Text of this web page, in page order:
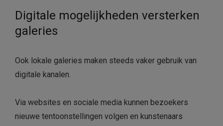
Digitale mogelijkheden versterken
galeries
Ook lokale galeries maken steeds vaker gebruik van
digitale kanalen.
Via websites en sociale media kunnen bezoekers
nieuwe tentoonstellingen volgen en kunstenaars